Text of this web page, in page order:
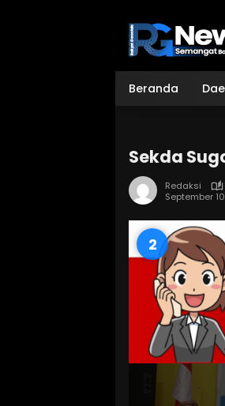
Beranda
Sekda
Redaksi
September
1